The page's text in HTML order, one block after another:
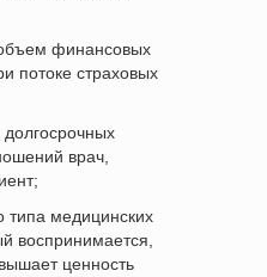
финансовых
потоке страховых
врач,
типа медицинских
воспринимается,
ценность